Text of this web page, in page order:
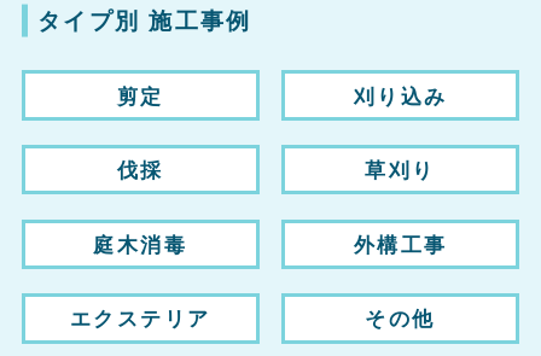
タイプ別 施工事例
剪定 刈り込み
伐採 草刈り
庭木消毒 外構工事
エクステリア その他